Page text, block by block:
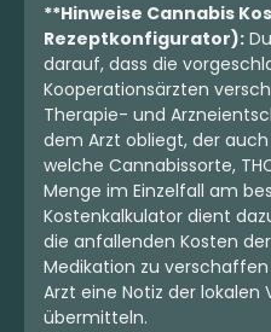
Hybrid Blüten
enua 22/1 NML CA
Northern Mendo Lights
4,1 (53)
**Hinweise Cannabis
Rezeptkonfigurator):
darauf, dass die
Kooperationsärzten
Therapie- und
dem Arzt obliegt, der
welche Cannabissorte,
Menge im Einzelfall am
Kostenkalkulator dient
die anfallenden Kosten
Medikation zu
Arzt eine Notiz der lokalen
übermitteln.